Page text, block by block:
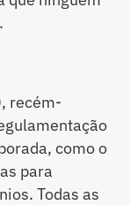
recém-
como o
para
Todas as